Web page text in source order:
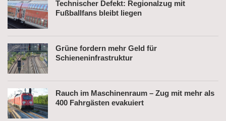
Technischer Defekt: Regionalzug mit
Fußballfans bleibt liegen
Grüne fordern mehr Geld für
Schieneninfrastruktur
Rauch im Maschinenraum – Zug mit mehr als
400 Fahrgästen evakuiert